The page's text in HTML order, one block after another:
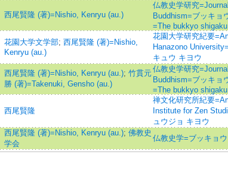
西尾賢隆 (著)=Nishio, Kenryu (au.)
仏教史学研究
Buddhism=ブッキョ
=The bukkyo
花園大学文学部; 西尾賢隆 (著)=Nishio,
Kenryu (au.)
花園大学研究紀要
Hanazono
キュウ キヨウ
西尾賢隆 (著)=Nishio, Kenryu (au.); 竹貫元
勝 (著)=Takenuki, Gensho (au.)
仏教史学研究
Buddhism=ブッキョ
=The bukkyo
西尾賢隆
禅文化研究所紀要
Institute for Zen
ュウジョ キヨウ
西尾賢隆 (著)=Nishio, Kenryu (au.); 佛教史
学会
仏教史学=ブッキョ